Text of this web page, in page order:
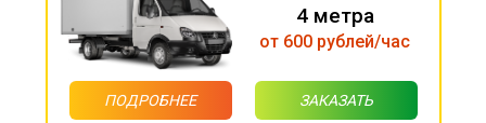
4 метра
от 600 рублей/час
ПОДРОБНЕЕ ЗАКАЗАТЬ